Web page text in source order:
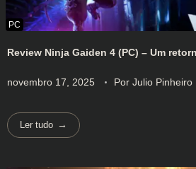
Review Ninja Gaiden 4 (PC) – Um
novembro 17, 2025 Por Julio Pinheiro
Ler tudo